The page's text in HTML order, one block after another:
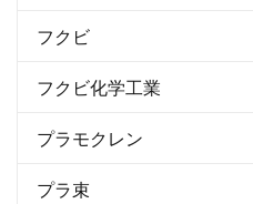
フクビ
フクビ化学工業
プラモクレン
プラ束